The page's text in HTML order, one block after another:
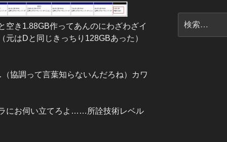
空き1.88GB作ってあんのにわざわざイ
元はDと同じきっちり128GBあった）
協調って言葉知らないんだろね）カワ
にお伺い立てろよ……所詮技術レベル
索: